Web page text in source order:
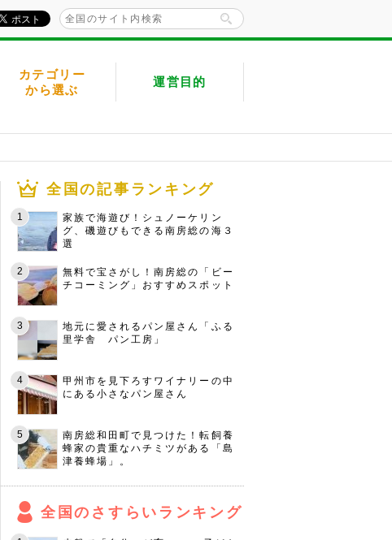
カテゴリー
から選ぶ
運営目的
全国の記事ランキング
家族で海遊び！シュノーケリン
グ、磯遊びもできる南房総の海３
選
無料で宝さがし！南房総の「ビー
チコーミング」おすすめスポット
地元に愛されるパン屋さん「ふる
里学舎 パン工房」
甲州市を見下ろすワイナリーの中
にある小さなパン屋さん
南房総和田町で見つけた！転飼養
蜂家の貴重なハチミツがある「島
津養蜂場」。
全国のさすらいランキング